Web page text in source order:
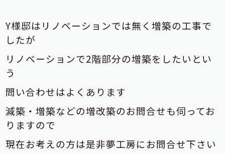
Y様邸はリノベーションでは無く増築の工事で
したが
リノベーションで2階部分の増築をしたいとい
う
問い合わせはよくあります
減築・増築などの増改築のお問合せも伺ってお
りますので
現在お考えの方は是非夢工房にお問合せ下さい